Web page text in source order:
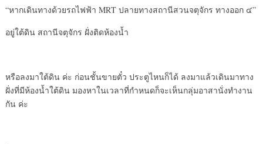
“หากเดินทางด้วยรถไฟฟ้า MRT ปลายทางสถานีสวนจตุจักร ทางออก ๔”
อยู่ใต้ดิน สถานีจตุจักร ฝั่งติดห้องน้ำ
หรือลงมาใต้ดิน ค่ะ ก่อนชั้นขายตั๋ว ประตูไหนก็ได้ ลงมาแล้วเดินมาทาง
ฝั่งที่มีห้องน้ำใต้ดิน มองหาในเวลาที่กำหนดก็จะเห็นกลุ่มอาสานั่งทำงาน
กัน ค่ะ